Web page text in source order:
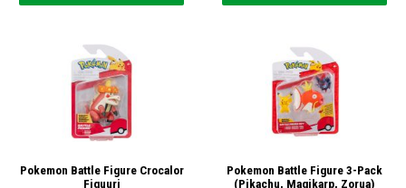
Pokemon Battle Figure Crocalor
Figuuri
Pokemon Battle Figure 3-Pack
(Pikachu, Magikarp, Zorua)